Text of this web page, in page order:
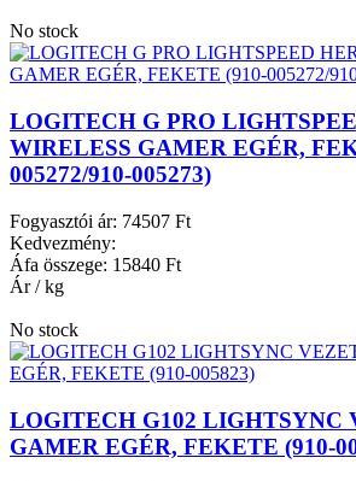
No stock
LOGITECH G PRO
WIRELESS GAMER EGÉR,
005272/910-005273)
Fogyasztói ár: 74507 Ft
Kedvezmény:
Áfa összege: 15840 Ft
Ár / kg
No stock
LOGITECH G102 LIGHTSYNC
GAMER EGÉR, FEKETE (910-